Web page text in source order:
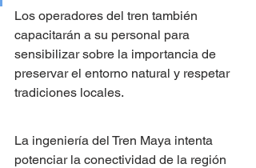
Los operadores del tren también
capacitarán a su personal para
sensibilizar sobre la importancia de
preservar el entorno natural y respetar
tradiciones locales.
La ingeniería del Tren Maya intenta
potenciar la conectividad de la región